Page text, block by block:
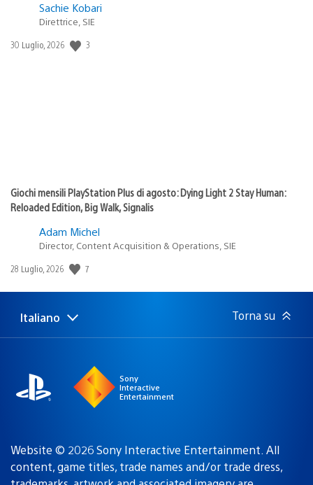
Sachie Kobari
Direttrice, SIE
Data
30 Luglio, 2026 3
Giochi mensili PlayStation Plus di agosto: Dying Light 2 Stay Human:
Reloaded Edition, Big Walk, Signalis
Adam Michel
Director, Content Acquisition & Operations, SIE
Data
pubblicazione:
28 Luglio, 2026 7
Seleziona
una
Regione
attuale:
Italiano Torna su
Sony
Interactive
Entertainment
Website © 2026 Sony Interactive Entertainment. All
content, game titles, trade names and/or trade dress,